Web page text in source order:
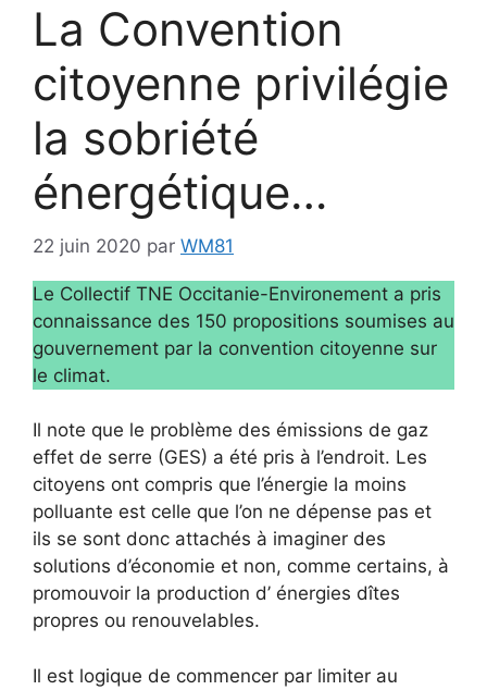
La Convention
citoyenne privilégie
la sobriété
énergétique…
22 juin 2020 par WM81
Le Collectif TNE Occitanie-Environement a pris
connaissance des 150 propositions soumises au
gouvernement par la convention citoyenne sur
le climat.
Il note que le problème des émissions de gaz
effet de serre (GES) a été pris à l’endroit. Les
citoyens ont compris que l’énergie la moins
polluante est celle que l’on ne dépense pas et
ils se sont donc attachés à imaginer des
solutions d’économie et non, comme certains, à
promouvoir la production d’ énergies dîtes
propres ou renouvelables.
Il est logique de commencer par limiter au